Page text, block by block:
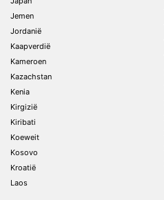
Jemen
Jordanië
Kaapverdië
Kameroen
Kazachstan
Kenia
Kirgizië
Kiribati
Koeweit
Kosovo
Kroatië
Laos